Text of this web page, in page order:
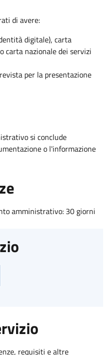
di avere:
digitale), carta
carta nazionale dei servizi
per la presentazione
si conclude
o l'informazione
amministrativo: 30 giorni
requisiti e altre